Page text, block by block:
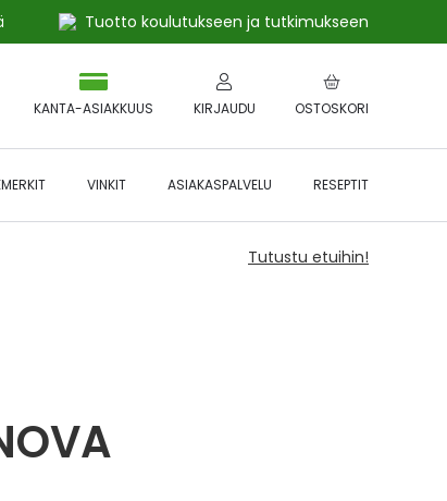
Tuotto koulutukseen ja tutkimukseen
OSTOSKORI
KANTA-ASIAKKUUS KIRJAUDU
VINKIT ASIAKASPALVELU RESEPTIT
Tutustu etuihin!